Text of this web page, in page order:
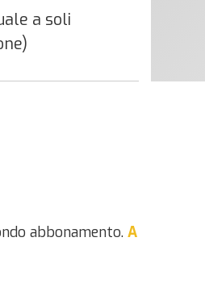
a soli
abbonamento. A